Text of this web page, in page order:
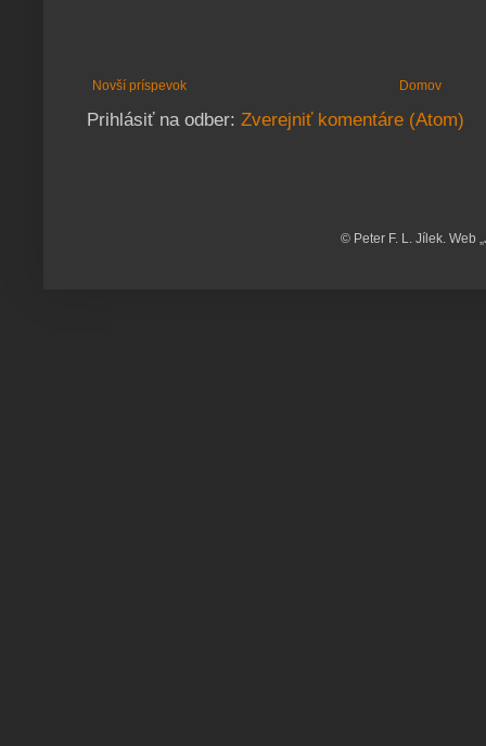
Novší príspevok Domov
Prihlásiť na odber: Zverejniť komentáre (Atom)
© Peter F. L. Jílek. Web